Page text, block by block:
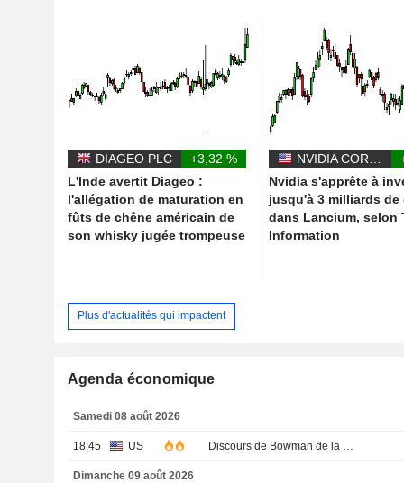
DIAGEO PLC
+3,32 %
L'Inde avertit Diageo :
l'allégation de maturation en
fûts de chêne américain de
son whisky jugée trompeuse
Nvidia s'apprête à
jusqu'à 3 milliards de
dans Lancium, selon
Information
Plus d'actualités qui impactent
Agenda économique
Samedi 08 août 2026
18:45 US Discours de Bowman de la Fed
Dimanche 09 août 2026